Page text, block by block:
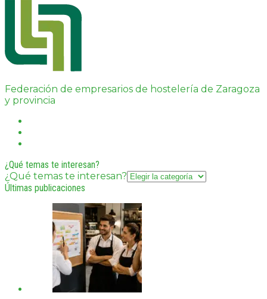
Federación de empresarios de hostelería de Zaragoza
y provincia
¿Qué temas te interesan?
¿Qué temas te interesan?
Últimas publicaciones